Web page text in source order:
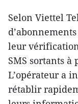
Selon Viettel
leur
SMS sortants
L’opérateur a
rétablir